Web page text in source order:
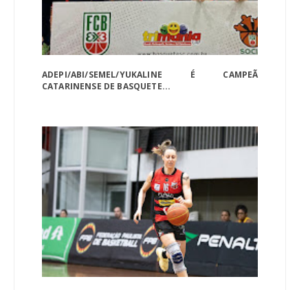
ADEPI/ABI/SEMEL/YUKALINE É CAMPEÃ
CATARINENSE DE BASQUETE...